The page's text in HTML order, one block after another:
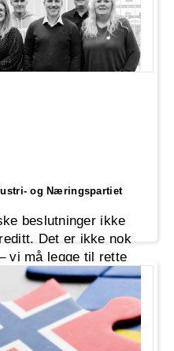
folket sin tillit – igjen
seg. Er det
og Næringspartiet
beslutninger ikke
Det er ikke nok
vi må legge til rette
(INP) tar
med en politikk
her og nå, men
generasjon.